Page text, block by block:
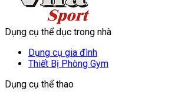
Dụng cụ thể dục trong nhà
Dụng cụ gia đình
Thiết Bị Phòng Gym
Dụng cụ thể thao